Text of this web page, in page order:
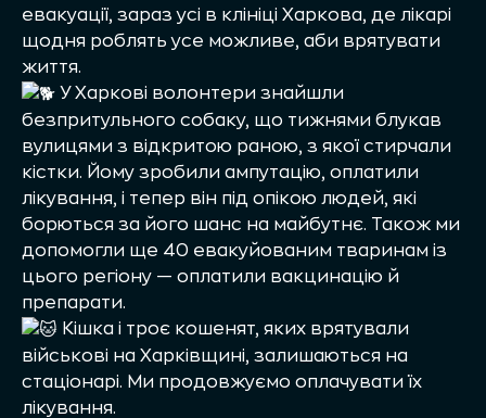
евакуації, зараз усі в клініці Харкова, де лікарі
щодня роблять усе можливе, аби врятувати
життя.
У Харкові волонтери знайшли
безпритульного собаку, що тижнями блукав
вулицями з відкритою раною, з якої стирчали
кістки. Йому зробили ампутацію, оплатили
лікування, і тепер він під опікою людей, які
борються за його шанс на майбутнє. Також ми
допомогли ще 40 евакуйованим тваринам із
цього регіону — оплатили вакцинацію й
препарати.
Кішка і троє кошенят, яких врятували
військові на Харківщині, залишаються на
стаціонарі. Ми продовжуємо оплачувати їх
лікування.